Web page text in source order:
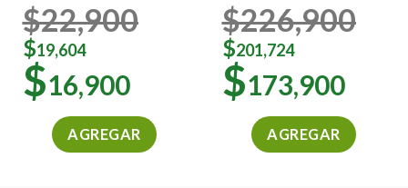
$22,900
$19,604
$16,900
AGREGAR
$226,900
$201,724
$173,900
AGREGAR